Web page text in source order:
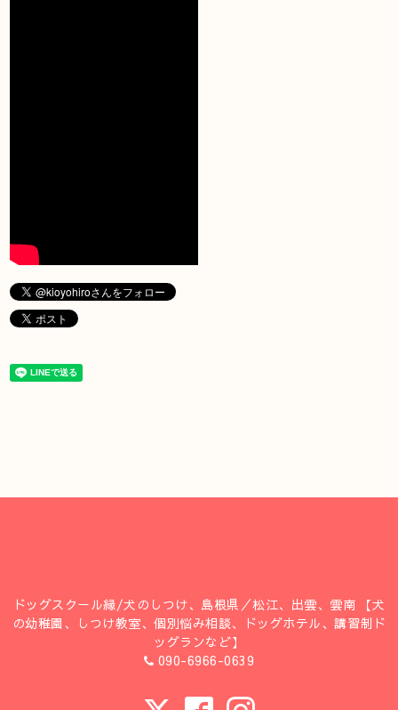
ドッグスクール縁/犬のしつけ、島根県／松江、出雲、雲南 【犬
の幼稚園、しつけ教室、個別悩み相談、ドッグホテル、講習制ド
ッグランなど】
090-6966-0639